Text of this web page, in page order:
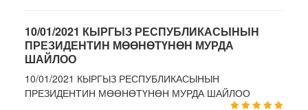
10/01/2021 КЫРГЫЗ РЕСПУБЛИКАСЫНЫН
ПРЕЗИДЕНТИН МӨӨНӨТҮНӨН МУРДА
ШАЙЛОО
10/01/2021 КЫРГЫЗ РЕСПУБЛИКАСЫНЫН
ПРЕЗИДЕНТИН МӨӨНӨТҮНӨН МУРДА ШАЙЛОО